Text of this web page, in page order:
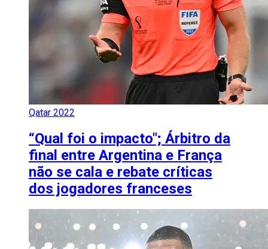
Qatar 2022
“Qual foi o impacto"; Árbitro da
final entre Argentina e França
não se cala e rebate críticas
dos jogadores franceses